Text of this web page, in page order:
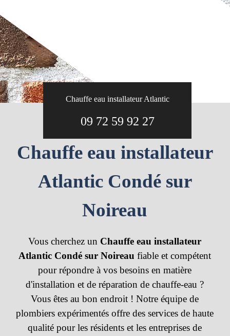
Chauffe eau installateur Atlantic
09 72 59 92 27
Chauffe eau installateur
Atlantic Condé sur
Noireau
Vous cherchez un Chauffe eau installateur
Atlantic Condé sur Noireau fiable et compétent
pour répondre à vos besoins en matière
d'installation et de réparation de chauffe-eau ?
Vous êtes au bon endroit ! Notre équipe de
plombiers expérimentés offre des services de haute
qualité pour les résidents et les entreprises de